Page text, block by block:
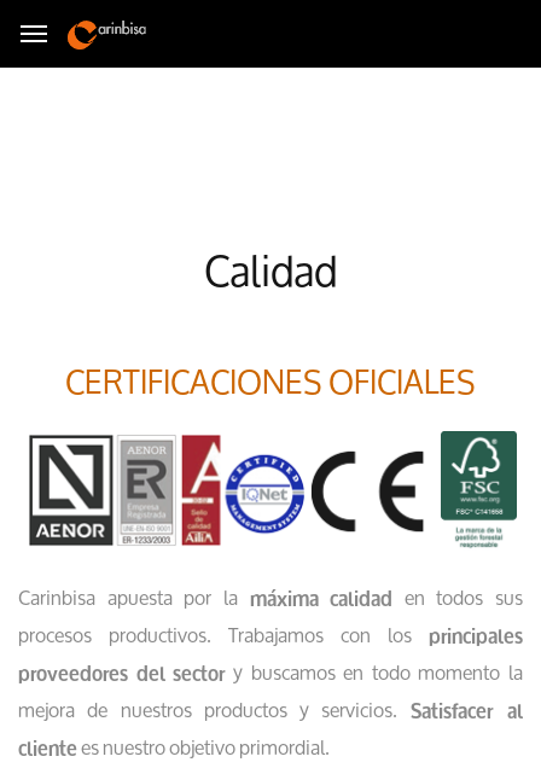
Calidad
CERTIFICACIONES OFICIALES
Carinbisa apuesta por la máxima calidad en todos sus
procesos productivos. Trabajamos con los
principales
proveedores del sectory buscamos en todo momento la
mejora de nuestros productos y servicios. Satisfacer al
clientees nuestro objetivo primordial.